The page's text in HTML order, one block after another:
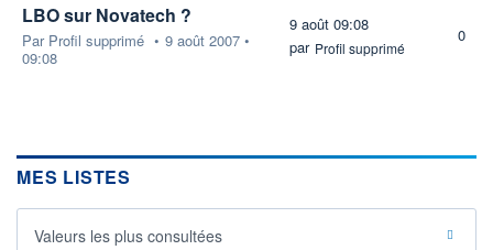
LBO sur Novatech ?
Par Profil supprimé • 9 août 2007 •
09:08
9 août 09:08
par Profil supprimé
0
MES LISTES
Valeurs les plus consultées